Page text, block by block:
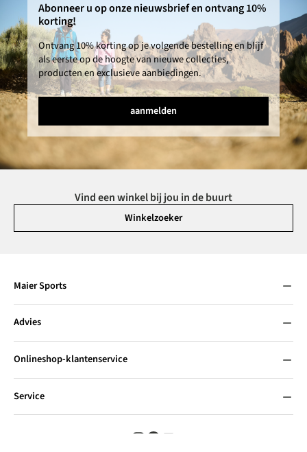
Abonneer u op onze nieuwsbrief en ontvang 10%
korting!
Ontvang 10% korting op je volgende bestelling en blijf
als eerste op de hoogte van nieuwe collecties,
producten en exclusieve aanbiedingen.
aanmelden
Vind een winkel bij jou in de buurt
Winkelzoeker
Maier Sports
Advies
Onlineshop-klantenservice
Service